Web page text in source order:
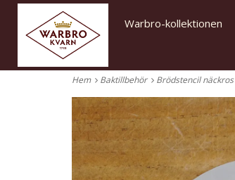
Hem Baktillbehör Brödstencil näckros
Warbro-kollektionen